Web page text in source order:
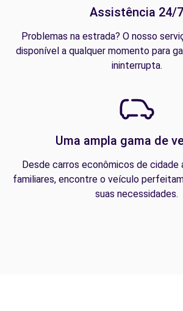
Assistência 24/7
Problemas na estrada? O nosso
disponível a qualquer momento para
ininterrupta.
Uma ampla gama de
Desde carros econômicos de cidade
familiares, encontre o veículo
suas necessidades.